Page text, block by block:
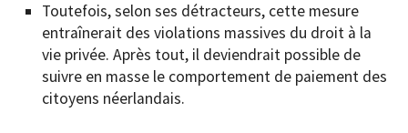
Toutefois, selon ses détracteurs, cette mesure
entraînerait des violations massives du droit à la
vie privée. Après tout, il deviendrait possible de
suivre en masse le comportement de paiement des
citoyens néerlandais.